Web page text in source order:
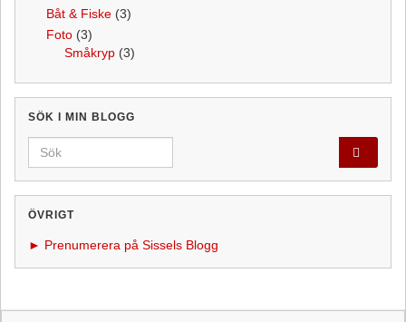
Båt & Fiske (3)
Foto (3)
Småkryp (3)
SÖK I MIN BLOGG
Search for:
ÖVRIGT
► Prenumerera på Sissels Blogg